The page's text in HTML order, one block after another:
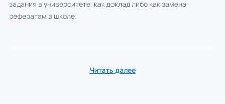
задания в университете, как доклад либо как замена
рефератам в школе.
Читать далее